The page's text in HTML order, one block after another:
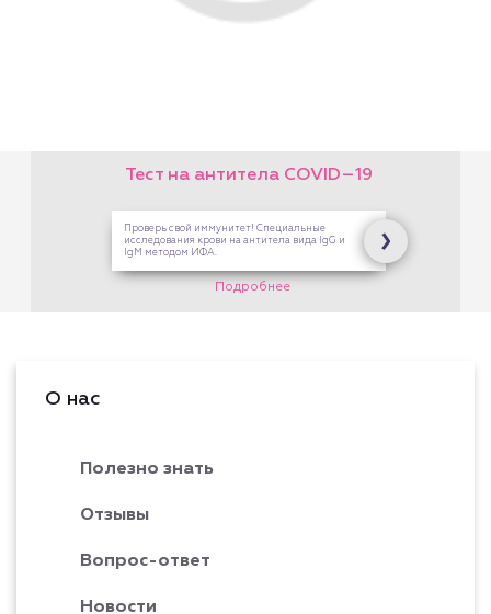
Тест на антитела COVID–19
Проверь свой иммунитет! Специальные
исследования крови на антитела вида IgG и
IgM методом ИФА.
Подробнее
О нас
Полезно знать
Отзывы
Вопрос-ответ
Новости